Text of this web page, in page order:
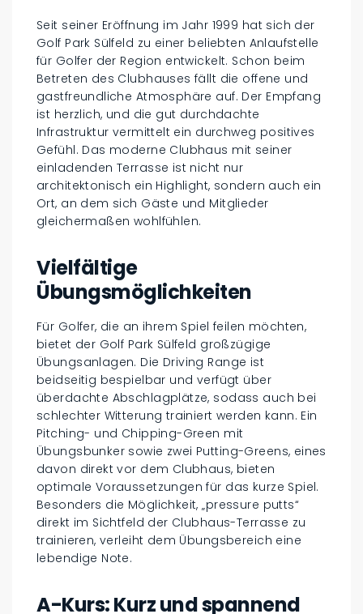
Seit seiner Eröffnung im Jahr 1999 hat sich der
Golf Park Sülfeld zu einer beliebten Anlaufstelle
für Golfer der Region entwickelt. Schon beim
Betreten des Clubhauses fällt die offene und
gastfreundliche Atmosphäre auf. Der Empfang
ist herzlich, und die gut durchdachte
Infrastruktur vermittelt ein durchweg positives
Gefühl. Das moderne Clubhaus mit seiner
einladenden Terrasse ist nicht nur
architektonisch ein Highlight, sondern auch ein
Ort, an dem sich Gäste und Mitglieder
gleichermaßen wohlfühlen.
Vielfältige
Übungsmöglichkeiten
Für Golfer, die an ihrem Spiel feilen möchten,
bietet der Golf Park Sülfeld großzügige
Übungsanlagen. Die Driving Range ist
beidseitig bespielbar und verfügt über
überdachte Abschlagplätze, sodass auch bei
schlechter Witterung trainiert werden kann. Ein
Pitching- und Chipping-Green mit
Übungsbunker sowie zwei Putting-Greens, eines
davon direkt vor dem Clubhaus, bieten
optimale Voraussetzungen für das kurze Spiel.
Besonders die Möglichkeit, „pressure putts“
direkt im Sichtfeld der Clubhaus-Terrasse zu
trainieren, verleiht dem Übungsbereich eine
lebendige Note.
A-Kurs: Kurz und spannend